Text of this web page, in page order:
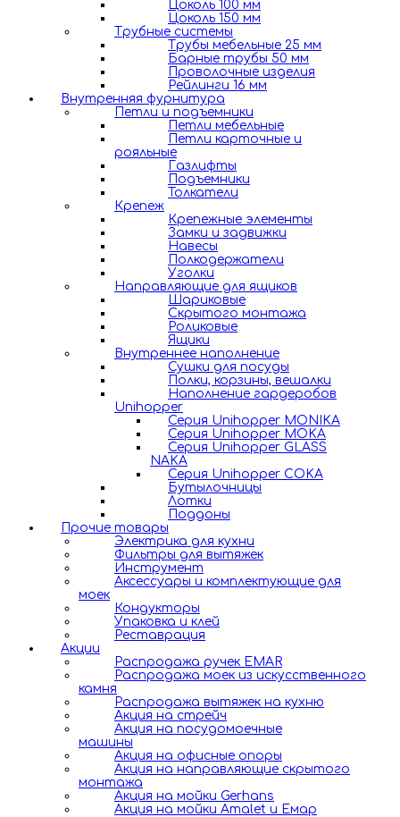
Цоколь 100 мм
Цоколь 150 мм
Трубные системы
Трубы мебельные 25 мм
Барные трубы 50 мм
Проволочные изделия
Рейлинги 16 мм
Внутренняя фурнитура
Петли и подъемники
Петли мебельные
Петли карточные и
рояльные
Газлифты
Подъемники
Толкатели
Крепеж
Крепежные элементы
Замки и задвижки
Навесы
Полкодержатели
Уголки
Направляющие для ящиков
Шариковые
Скрытого монтажа
Роликовые
Ящики
Внутреннее наполнение
Сушки для посуды
Полки, корзины, вешалки
Наполнение гардеробов
Unihopper
Серия Unihopper MONIKA
Серия Unihopper MOKA
Серия Unihopper GLASS
NAKA
Серия Unihopper COKA
Бутылочницы
Лотки
Поддоны
Прочие товары
Электрика для кухни
Фильтры для вытяжек
Инструмент
Аксессуары и комплектующие для
моек
Кондукторы
Упаковка и клей
Реставрация
Акции
Распродажа ручек EMAR
Распродажа моек из искусственного
камня
Распродажа вытяжек на кухню
Акция на стрейч
Акция на посудомоечные
машины
Акция на офисные опоры
Акция на направляющие скрытого
монтажа
Акция на мойки Gerhans
Акция на мойки Amalet и Емар